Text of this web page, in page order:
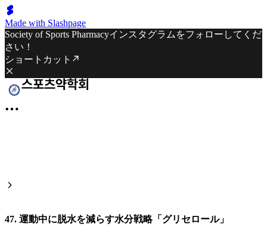
Made with Slashpage
Society of Sports Pharmacyインスタグラムをフォローしてくだ
さい！
ショートカット
47. 運動中に脱水を減らす水分戦略「グリセロール」